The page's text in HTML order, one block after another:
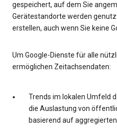
gespeichert, auf dem Sie
Gerätestandorte werden
erstellen, auch wenn Sie keine
Um Google-Dienste für alle
ermöglichen Zeitachsendaten:
Trends im lokalen Umfeld
die Auslastung von
basierend auf